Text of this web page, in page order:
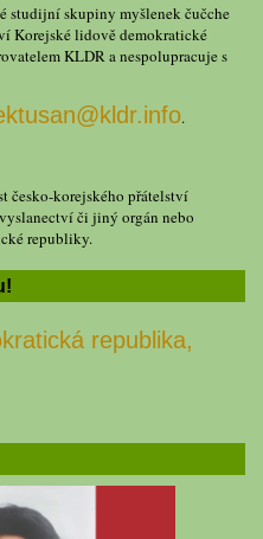
studijní skupiny myšlenek čučche
Korejské lidově demokratické
KLDR a nespolupracuje s
.
česko-korejského přátelství
či jiný orgán nebo
republiky.
republika,